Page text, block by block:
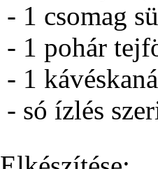
- 1 csomag
- 1 pohár
- 1
- só ízlés